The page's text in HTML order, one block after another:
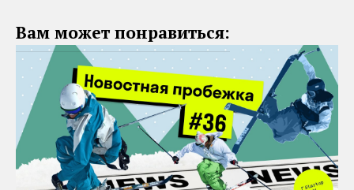
Вам может понравиться: